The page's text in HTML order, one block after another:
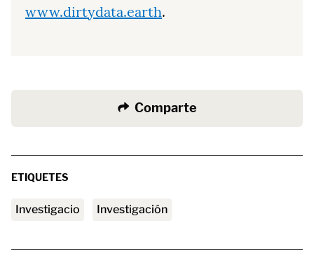
www.dirtydata.earth.
Comparte
ETIQUETES
investigacio Investigación